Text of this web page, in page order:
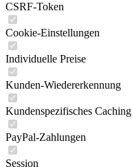
CSRF-Token
Cookie-Einstellungen
Individuelle Preise
Kunden-Wiedererkennung
Kundenspezifisches Caching
PayPal-Zahlungen
Session